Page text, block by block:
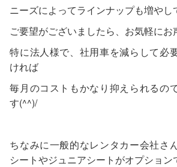
ニーズによってラインナップも増やし
ご要望がございましたら、お気軽に
特に法人様で、社用車を減らして必
ければ
毎月のコストもかなり抑えられるの
す(^^)/
ちなみに一般的なレンタカー会社さ
シートやジュニアシートがオプション